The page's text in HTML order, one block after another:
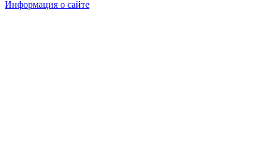
Информация о сайте